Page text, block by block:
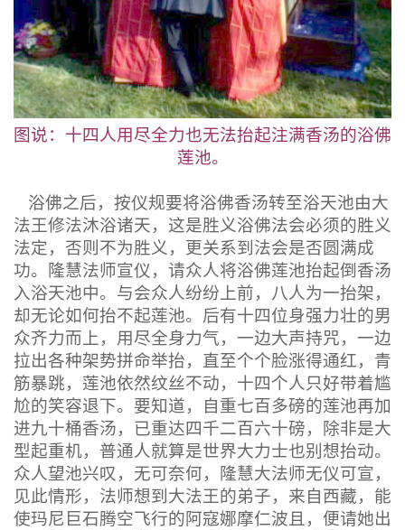
图说：十四人用尽全力也无法抬起注满香汤的浴佛
莲池。
浴佛之后，按仪规要将浴佛香汤转至浴天池由大
法王修法沐浴诸天，这是胜义浴佛法会必须的胜义
法定，否则不为胜义，更关系到法会是否圆满成
功。隆慧法师宣仪，请众人将浴佛莲池抬起倒香汤
入浴天池中。与会众人纷纷上前，八人为一抬架，
却无论如何抬不起莲池。后有十四位身强力壮的男
众齐力而上，用尽全身力气，一边大声持咒，一边
拉出各种架势拼命举抬，直至个个脸涨得通红，青
筋暴跳，莲池依然纹丝不动，十四个人只好带着尴
尬的笑容退下。要知道，自重七百多磅的莲池再加
进九十桶香汤，已重达四千二百六十磅，除非是大
型起重机，普通人就算是世界大力士也别想抬动。
众人望池兴叹，无可奈何，隆慧大法师无仪可宣，
见此情形，法师想到大法王的弟子，来自西藏，能
使玛尼巨石腾空飞行的阿寇娜摩仁波且，便请她出